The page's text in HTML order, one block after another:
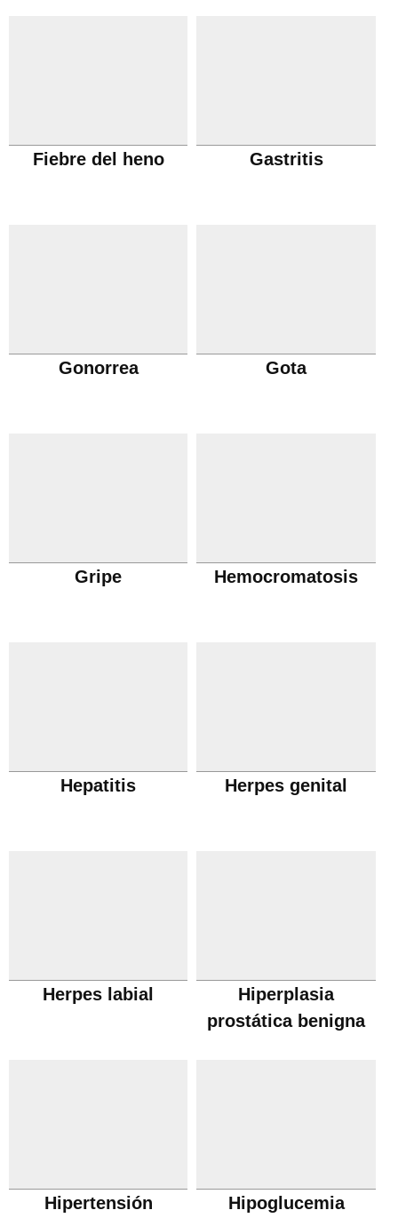
Fiebre del heno Gastritis
Gonorrea Gota
Gripe Hemocromatosis
Hepatitis Herpes genital
Herpes labial
Hiperplasia
prostática benigna
Hipertensión Hipoglucemia